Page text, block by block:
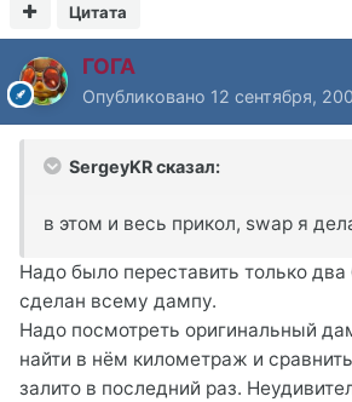
Цитата
ГОГА
Опубликовано 12 сентября,
SergeyKR сказал:
в этом и весь прикол, swap я
Надо было переставить только два
сделан всему дампу.
Надо посмотреть оригинальный
найти в нём километраж и
залито в последний раз.